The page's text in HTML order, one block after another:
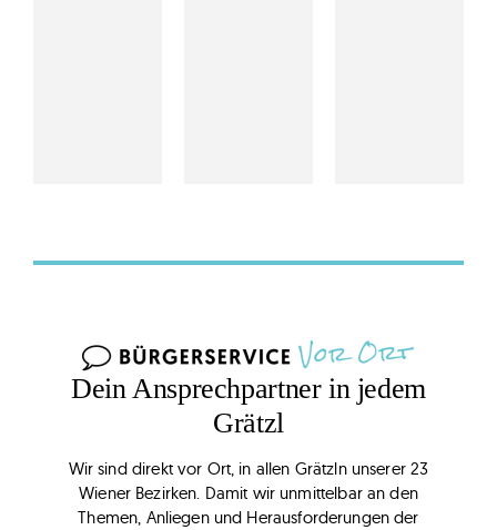
Dein Ansprechpartner in jedem
Grätzl
Wir sind direkt vor Ort, in allen Grätzln unserer 23
Wiener Bezirken. Damit wir unmittelbar an den
Themen, Anliegen und Herausforderungen der